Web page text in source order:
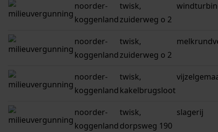
noorder-
koggenland
twisk,
zuiderweg o 2
noorder-
koggenland
twisk,
zuiderweg o 2
noorder-
koggenland
twisk,
kakelbrugsloot
noorder-
koggenland
twisk,
dorpsweg 190
slagerij